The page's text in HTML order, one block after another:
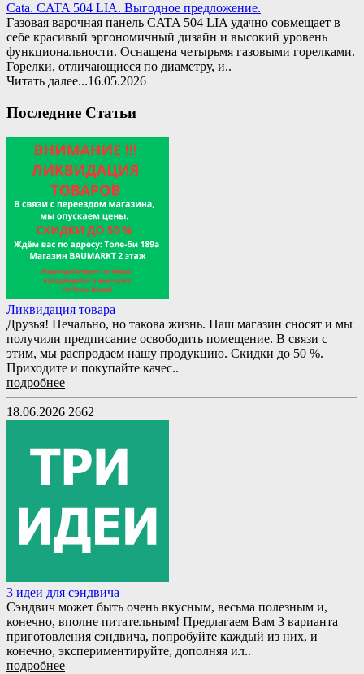
Cata. CATA 504 LIA. Выгодное предложение.
Газовая варочная панель CATA 504 LIA удачно совмещает в
себе красивый эргономичный дизайн и высокий уровень
функциональности. Оснащена четырьмя газовыми горелками.
Горелки, отличающиеся по диаметру, и..
Читать далее...16.05.2026
Последние Статьи
Ликвидация товара
Друзья! Печально, но такова жизнь. Наш магазин сносят и мы
получили предписание освободить помещение. В связи с
этим, мы распродаем нашу продукцию. Скидки до 50 %.
Приходите и покупайте качес..
подробнее
18.06.2026 2662
3 идеи для сэндвича
Сэндвич может быть очень вкусным, весьма полезным и,
конечно, вполне питательным! Предлагаем Вам 3 варианта
приготовления сэндвича, попробуйте каждый из них, и
конечно, экспериментируйте, дополняя ил..
подробнее